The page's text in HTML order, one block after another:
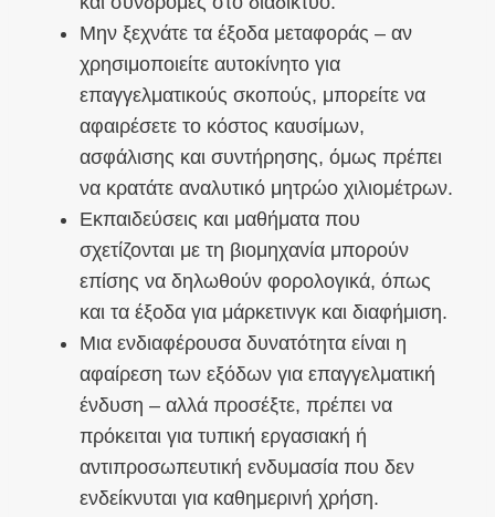
Μην ξεχνάτε τα έξοδα μεταφοράς – αν
χρησιμοποιείτε αυτοκίνητο για
επαγγελματικούς σκοπούς, μπορείτε να
αφαιρέσετε το κόστος καυσίμων,
ασφάλισης και συντήρησης, όμως πρέπει
να κρατάτε αναλυτικό μητρώο χιλιομέτρων.
Εκπαιδεύσεις και μαθήματα που
σχετίζονται με τη βιομηχανία μπορούν
επίσης να δηλωθούν φορολογικά, όπως
και τα έξοδα για μάρκετινγκ και διαφήμιση.
Μια ενδιαφέρουσα δυνατότητα είναι η
αφαίρεση των εξόδων για επαγγελματική
ένδυση – αλλά προσέξτε, πρέπει να
πρόκειται για τυπική εργασιακή ή
αντιπροσωπευτική ενδυμασία που δεν
ενδείκνυται για καθημερινή χρήση.